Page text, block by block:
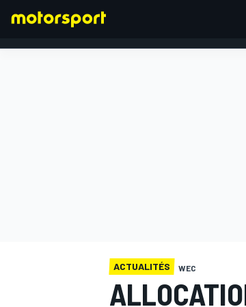
ACTUALITÉS WEC